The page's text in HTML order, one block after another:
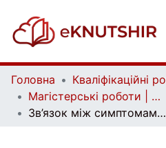
Головна
Магістерські роботи | Master's theses
Зв’язок між симптомами посттравматичного стресового розладу і постконтузійного синдрому та копінг-стратегіями комбатантів